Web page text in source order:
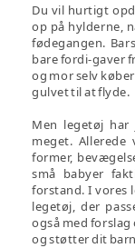
Du vil hurtigt
op på hylderne,
fødegangen.
bare fordi-gaver
og mor selv
gulvet til at flyde.
Men legetøj
meget. Allerede
former,
små babyer
forstand. I vores
legetøj, der
også med
og støtter dit